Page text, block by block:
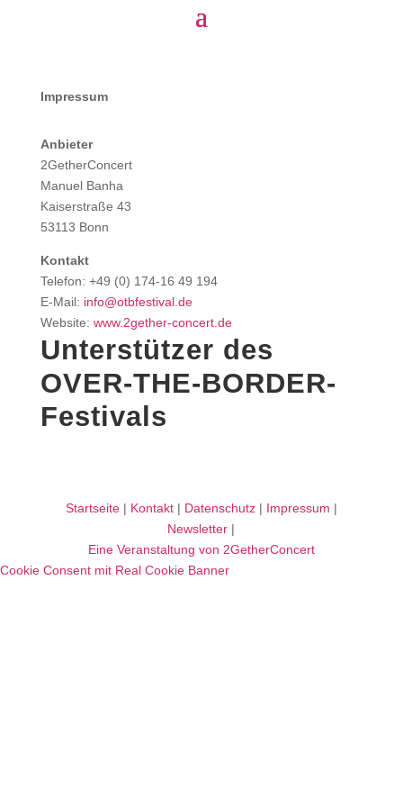
Impressum
Anbieter
2GetherConcert
Manuel Banha
Kaiserstraße 43
53113 Bonn
Kontakt
Telefon: +49 (0) 174-16 49 194
E-Mail: info@otbfestival.de
Website: www.2gether-concert.de
Unterstützer des
OVER-THE-BORDER-
Festivals
Startseite | Kontakt | Datenschutz| Impressum |
Newsletter |
Eine Veranstaltung von 2GetherConcert
Cookie Consent mit Real Cookie Banner